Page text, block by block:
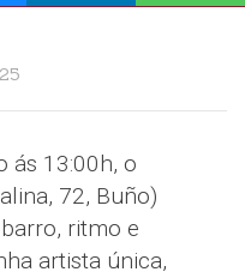
ás 13:00h, o
72, Buño)
ritmo e
artista única,